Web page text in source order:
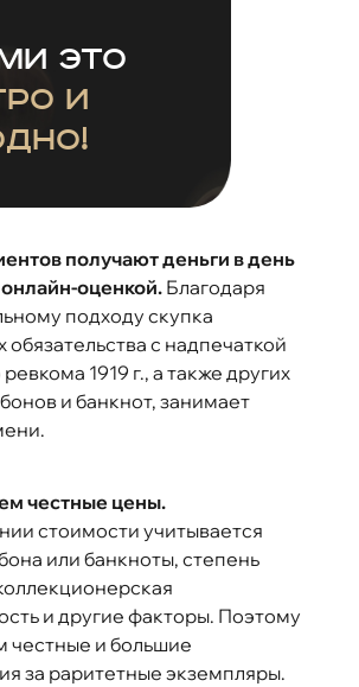
это
и
получают деньги в день
оценкой.Благодаря
подходу скупка
обязательства с надпечаткой
1919 г., а также других
и банкнот, занимает
честные цены.
стоимости учитывается
или банкноты, степень
и другие факторы. Поэтому
честные и большие
за раритетные экземпляры.